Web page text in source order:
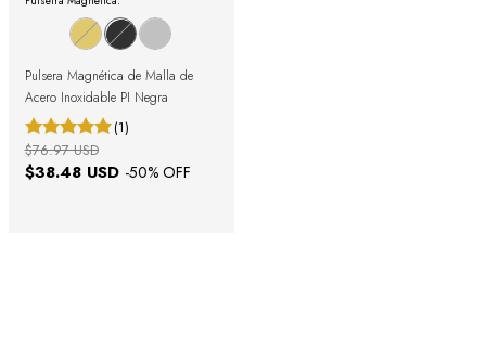
Pulsera Magnética de Malla de
Acero Inoxidable PI Negra
(1)
$38.48 USD -50% OFF
$76.97 USD